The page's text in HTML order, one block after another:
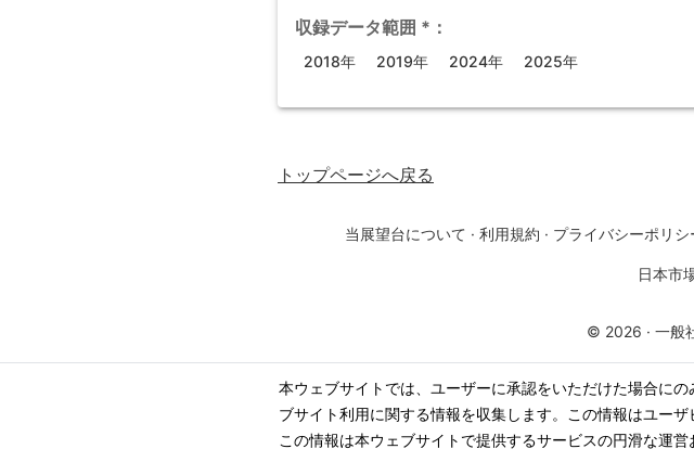
本ウェブサイトでは、ユーザーに承認をいただけた場合に
ブサイト利用に関する情報を収集します。この情報はユー
この情報は本ウェブサイトで提供するサービスの円滑な運
収録データ範囲 * ：
2018年 2019年 2024年 2025年
トップページへ戻る
当展望台について · 利用規約 · プライバシーポリシ
日本市
© 2026 · 一般